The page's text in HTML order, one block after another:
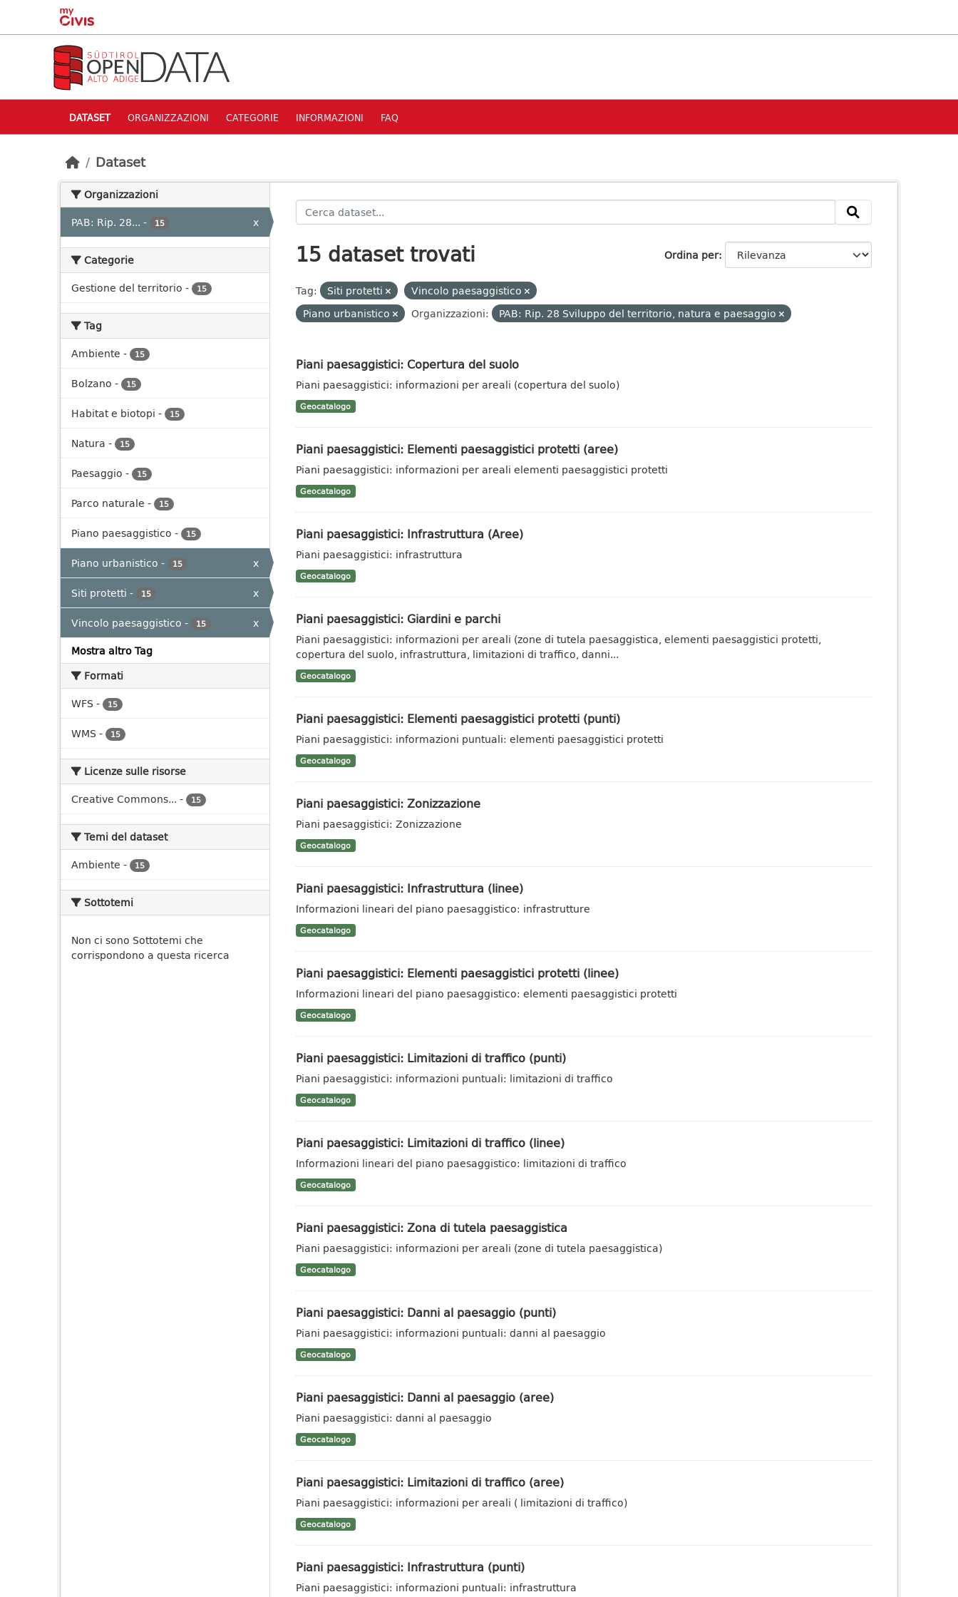
Skip to main content
DATASET ORGANIZZAZIONI CATEGORIE INFORMAZIONI FAQ
Dataset
Organizzazioni
PAB: Rip. 28... - 15 x
Categorie
Gestione del territorio - 15
Tag
Ambiente - 15
Bolzano - 15
Habitat e biotopi - 15
Natura - 15
Paesaggio - 15
Parco naturale - 15
Piano paesaggistico - 15
Piano urbanistico - 15
x
Siti protetti - 15
x
Vincolo paesaggistico - 15
x
Mostra altro Tag
Formati
WFS - 15
WMS - 15
Licenze sulle risorse
Creative Commons... - 15
Temi del dataset
Ambiente - 15
Sottotemi
Non ci sono Sottotemi che
corrispondono a questa ricerca
Ordina per
15 dataset trovati
Tag: Siti protetti
Vincolo paesaggistico
Piano urbanistico
Organizzazioni: PAB: Rip. 28 Sviluppo del territorio, natura e paesaggio
Piani paesaggistici: Copertura del suolo
Piani paesaggistici: informazioni per areali (copertura del suolo)
Geocatalogo
Piani paesaggistici: Elementi paesaggistici protetti (aree)
Piani paesaggistici: informazioni per areali elementi paesaggistici protetti
Geocatalogo
Piani paesaggistici: Infrastruttura (Aree)
Piani paesaggistici: infrastruttura
Geocatalogo
Piani paesaggistici: Giardini e parchi
Piani paesaggistici: informazioni per areali (zone di tutela paesaggistica, elementi paesaggistici protetti,
copertura del suolo, infrastruttura, limitazioni di traffico, danni...
Geocatalogo
Piani paesaggistici: Elementi paesaggistici protetti (punti)
Piani paesaggistici: informazioni puntuali: elementi paesaggistici protetti
Geocatalogo
Piani paesaggistici: Zonizzazione
Piani paesaggistici: Zonizzazione
Geocatalogo
Piani paesaggistici: Infrastruttura (linee)
Informazioni lineari del piano paesaggistico: infrastrutture
Geocatalogo
Piani paesaggistici: Elementi paesaggistici protetti (linee)
Informazioni lineari del piano paesaggistico: elementi paesaggistici protetti
Geocatalogo
Piani paesaggistici: Limitazioni di traffico (punti)
Piani paesaggistici: informazioni puntuali: limitazioni di traffico
Geocatalogo
Piani paesaggistici: Limitazioni di traffico (linee)
Informazioni lineari del piano paesaggistico: limitazioni di traffico
Geocatalogo
Piani paesaggistici: Zona di tutela paesaggistica
Piani paesaggistici: informazioni per areali (zone di tutela paesaggistica)
Geocatalogo
Piani paesaggistici: Danni al paesaggio (punti)
Piani paesaggistici: informazioni puntuali: danni al paesaggio
Geocatalogo
Piani paesaggistici: Danni al paesaggio (aree)
Piani paesaggistici: danni al paesaggio
Geocatalogo
Piani paesaggistici: Limitazioni di traffico (aree)
Piani paesaggistici: informazioni per areali ( limitazioni di traffico)
Geocatalogo
Piani paesaggistici: Infrastruttura (punti)
Piani paesaggistici: informazioni puntuali: infrastruttura